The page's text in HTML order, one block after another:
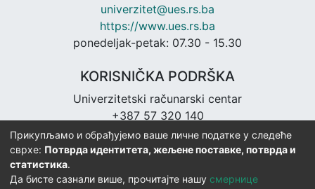
univerzitet@ues.rs.ba
https://www.ues.rs.ba
ponedeljak-petak: 07.30 - 15.30
KORISNIČKA PODRŠKA
Univerzitetski računarski centar
+387 57 320 140
urc@ues.rs.ba
https://urc.ues.rs.ba
Прикупљамо и обрађујемо ваше личне податке у следеће
сврхе: Потврда идентитета, жељене поставке, потврда и
статистика.
Да бисте сазнали више, прочитајте нашу смернице